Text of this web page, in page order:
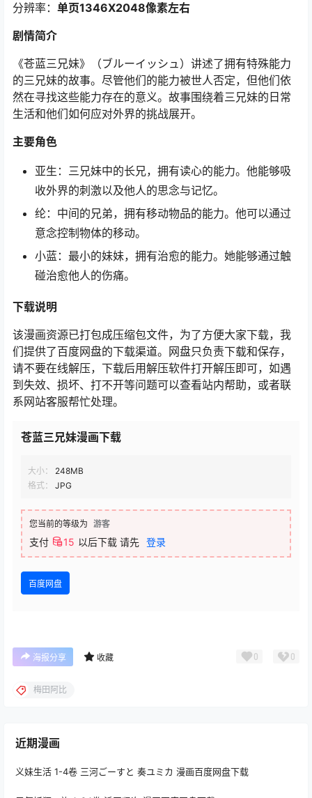
分辨率： 单页1346X2048像素左右
剧情简介
《苍蓝三兄妹》（ブルーイッシュ）讲述了拥有特殊能力
的三兄妹的故事。尽管他们的能力被世人否定，但他们依
然在寻找这些能力存在的意义。故事围绕着三兄妹的日常
生活和他们如何应对外界的挑战展开。
主要角色
亚生：三兄妹中的长兄，拥有读心的能力。他能够吸
收外界的刺激以及他人的思念与记忆。
纶：中间的兄弟，拥有移动物品的能力。他可以通过
意念控制物体的移动。
小蓝：最小的妹妹，拥有治愈的能力。她能够通过触
碰治愈他人的伤痛。
下载说明
该漫画资源已打包成压缩包文件，为了方便大家下载，我
们提供了百度网盘的下载渠道。网盘只负责下载和保存，
请不要在线解压，下载后用解压软件打开解压即可，如遇
到失效、损坏、打不开等问题可以查看站内帮助，或者联
系网站客服帮忙处理。
苍蓝三兄妹漫画下载
大小：
248MB
格式：
JPG
您当前的等级为 游客
支付 15 以后下载 请先 登录
百度网盘
海报分享 收藏 0 0
梅田阿比
近期漫画
义妹生活 1-4卷 三河ごーすと 奏ユミカ 漫画百度网盘下载